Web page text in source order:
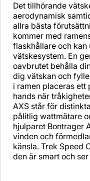
Det tillhörande
aerodynamisk
allra bästa
kommer med
flaskhållare och
vätskesystem. En
oavbrutet behålla
dig vätskan och
i ramen placeras
hands när
AXS står för
pålitlig wattmätare
hjulparet Bontrager
vinden och
känsla. Trek Speed
den är smart och